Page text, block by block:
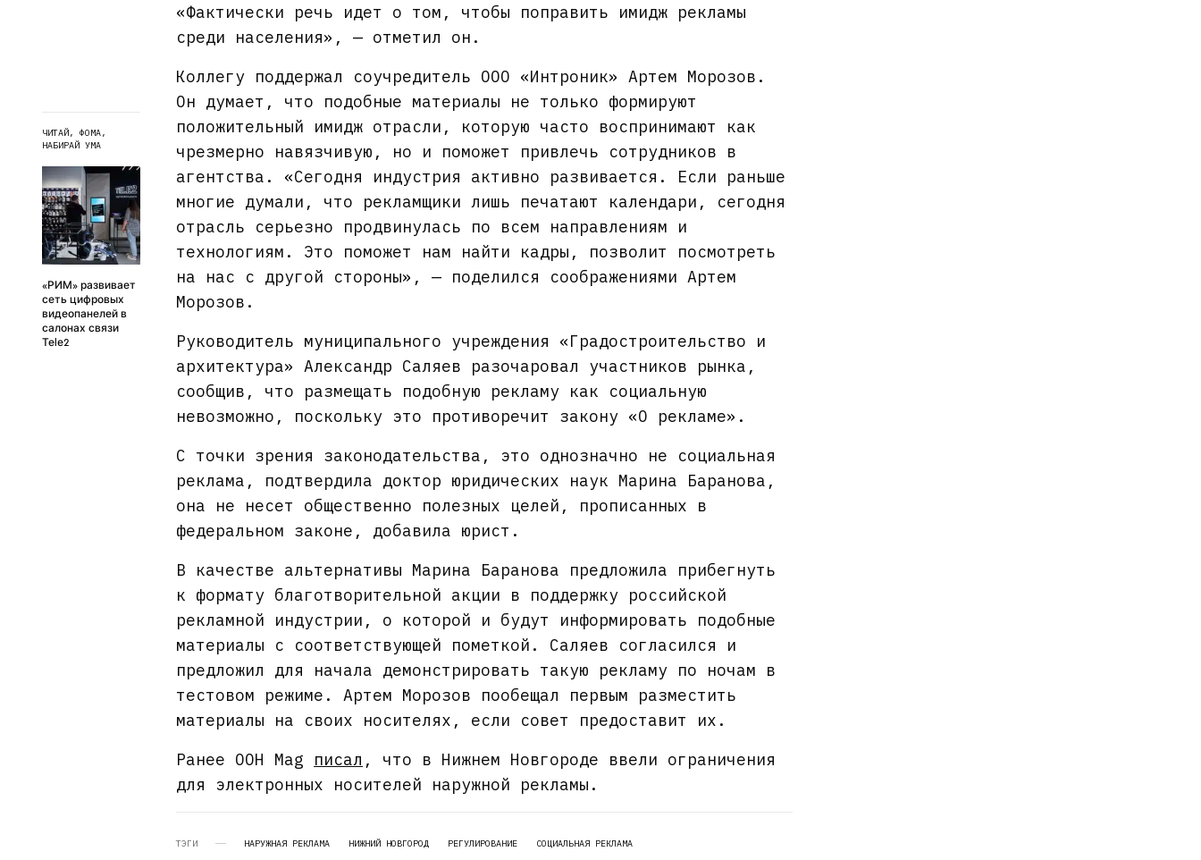
ЧИТАЙ, ФОМА,
НАБИРАЙ УМА
«РИМ» развивает
сеть цифровых
видеопанелей в
салонах связи
Теlе2
«Фактически речь идет о том, чтобы поправить имидж рекламы
среди населения», — отметил он.
Коллегу поддержал соучредитель ООО «Интроник» Артем Морозов.
Он думает, что подобные материалы не только формируют
положительный имидж отрасли, которую часто воспринимают как
чрезмерно навязчивую, но и поможет привлечь сотрудников в
агентства. «Сегодня индустрия активно развивается. Если раньше
многие думали, что рекламщики лишь печатают календари, сегодня
отрасль серьезно продвинулась по всем направлениям и
технологиям. Это поможет нам найти кадры, позволит посмотреть
на нас с другой стороны», — поделился соображениями Артем
Морозов.
Руководитель муниципального учреждения «Градостроительство и
архитектура» Александр Саляев разочаровал участников рынка,
сообщив, что размещать подобную рекламу как социальную
невозможно, поскольку это противоречит закону «О рекламе».
С точки зрения законодательства, это однозначно не социальная
реклама, подтвердила доктор юридических наук Марина Баранова,
она не несет общественно полезных целей, прописанных в
федеральном законе, добавила юрист.
В качестве альтернативы Марина Баранова предложила прибегнуть
к формату благотворительной акции в поддержку российской
рекламной индустрии, о которой и будут информировать подобные
материалы с соответствующей пометкой. Саляев согласился и
предложил для начала демонстрировать такую рекламу по ночам в
тестовом режиме. Артем Морозов пообещал первым разместить
материалы на своих носителях, если совет предоставит их.
Ранее OOH Mag писал , что в Нижнем Новгороде ввели ограничения
для электронных носителей наружной рекламы.
ТЭГИ НАРУЖНАЯ РЕКЛАМА НИЖНИЙ НОВГОРОД РЕГУЛИРОВАНИЕ СОЦИАЛЬНАЯ РЕКЛАМА